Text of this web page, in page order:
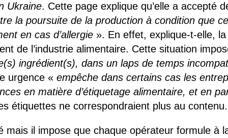
Ukraine. Cette page explique qu’elle a accepté
la poursuite de la production à condition que
en cas d’allergie ». En effet, explique-t-elle,
de l’industrie alimentaire. Cette situation
ingrédient(s), dans un laps de temps
urgence «empêche dans certains cas les
en matière d’étiquetage alimentaire, et en
étiquettes ne correspondraient plus au contenu.
mais il impose que chaque opérateur formule à